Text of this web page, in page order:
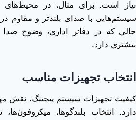
نیاز است. برای مثال، در
سیستم‌هایی با صدای بلندتر و مقاوم در
حالی که در دفاتر اداری، وضوح
بیشتری دارد.
انتخاب تجهیزات مناسب
کیفیت تجهیزات سیستم پیجینگ، نقش
دارد. انتخاب بلندگوها،